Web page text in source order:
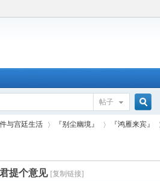
帖子
搜
与宫廷生活
›
『别尘幽境』 『鸿雁来宾』
提个意见 [复制链接]